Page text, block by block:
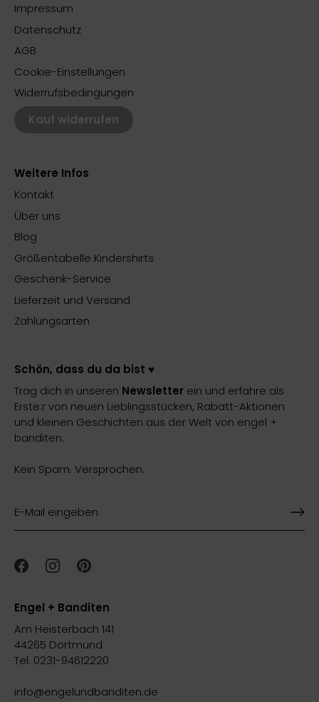
Impressum
Datenschutz
AGB
Cookie-Einstellungen
Widerrufsbedingungen
Kauf widerrufen
Weitere Infos
Kontakt
Über uns
Blog
Größentabelle Kindershirts
Geschenk-Service
Lieferzeit und Versand
Zahlungsarten
Schön, dass du da bist ♥️
Trag dich in unseren Newsletter ein und erfahre als
Erste:r von neuen Lieblingsstücken, Rabatt-Aktionen
und kleinen Geschichten aus der Welt von engel +
banditen.
Kein Spam. Versprochen.
Engel + Banditen
Am Heisterbach 141
44265 Dortmund
Tel. 0231-94612220
info@engelundbanditen.de